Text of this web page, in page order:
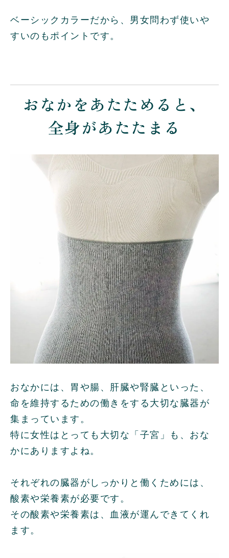
ベーシックカラーだから、男女問わず使いや
すいのもポイントです。
おなかをあたためると、
全身があたたまる
おなかには、胃や腸、肝臓や腎臓といった、
命を維持するための働きをする大切な臓器が
集まっています。
特に女性はとっても大切な「子宮」も、おな
かにありますよね。
それぞれの臓器がしっかりと働くためには、
酸素や栄養素が必要です。
その酸素や栄養素は、血液が運んできてくれ
ます。